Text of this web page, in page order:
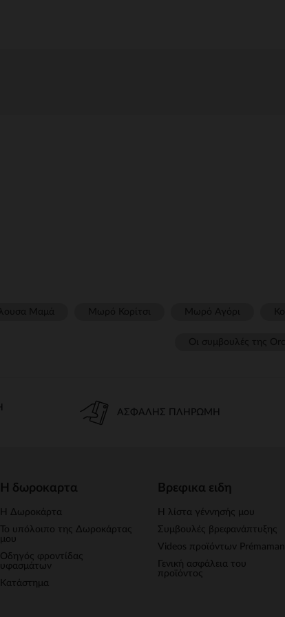
ΑΣΦΑΛΉΣ ΠΛΗΡΩΜΉ
Η δωροκαρτα
Η Δωροκάρτα
Το υπόλοιπο της Δωροκάρτας
μου
Οδηγός φροντίδας
υφασμάτων
Κατάστημα
Βρεφικα ειδη
Η λίστα γέννησής μου
Συμβουλές βρεφανάπτυξης
Videos προϊόντων Prémaman
Γενική ασφάλεια του
προϊόντος